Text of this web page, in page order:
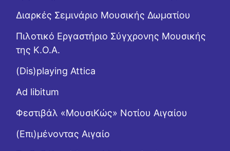
Διαρκές Σεμινάριο Μουσικής Δωματίου
Πιλοτικό Εργαστήριο Σύγχρονης Μουσικής
της Κ.Ο.Α.
(Dis)playing Attica
Ad libitum
Φεστιβάλ «ΜουσιΚώς» Νοτίου Αιγαίου
(Επι)μένοντας Αιγαίο